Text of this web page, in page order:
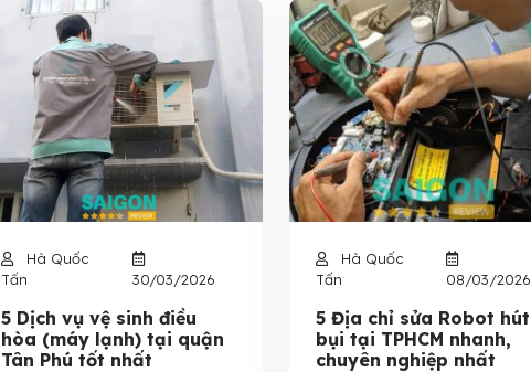
Hà Quốc
Tấn
30/03/2026
5 Dịch vụ vệ sinh điều
hòa (máy lạnh) tại quận
Tân Phú tốt nhất
Hà Quốc
Tấn
08/03/2026
5 Địa chỉ sửa Robot hút
bụi tại TPHCM nhanh,
chuyên nghiệp nhất